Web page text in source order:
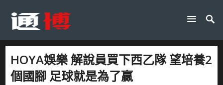
HOYA娛樂 解說員買下西乙隊 望培養2
個國腳 足球就是為了贏